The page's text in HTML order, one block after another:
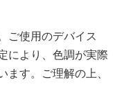
ご使用のデバイス
により、色調が実際
ます。ご理解の上、